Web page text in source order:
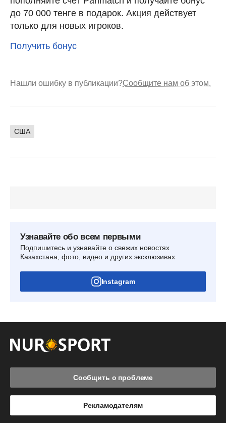
до 70 000 тенге в подарок. Акция действует
только для новых игроков.
Получить бонус
Нашли ошибку в публикации?Сообщите нам об этом.
США
Узнавайте обо всем первыми
Подпишитесь и узнавайте о свежих новостях
Казахстана, фото, видео и других эксклюзивах
Instagram
Сообщить о проблеме
Рекламодателям